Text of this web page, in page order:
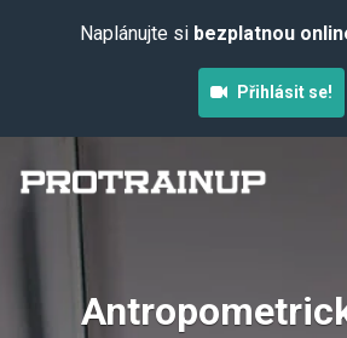
Naplánujte si bezplatnou
Přihlásit se!